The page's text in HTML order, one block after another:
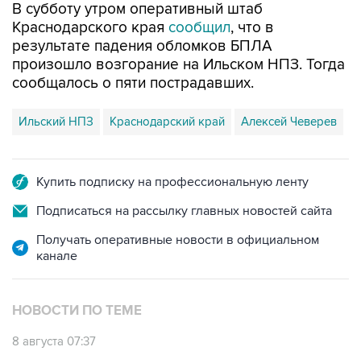
В субботу утром оперативный штаб
Краснодарского края сообщил, что в
результате падения обломков БПЛА
произошло возгорание на Ильском НПЗ. Тогда
сообщалось о пяти пострадавших.
Ильский НПЗ Краснодарский край Алексей Чеверев
Купить подписку на профессиональную ленту
Подписаться на рассылку главных новостей сайта
Получать оперативные новости в официальном
канале
НОВОСТИ ПО ТЕМЕ
8 августа 07:37